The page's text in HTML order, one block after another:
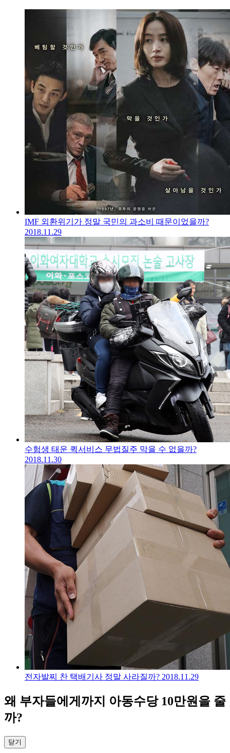
IMF 외환위기가 정말 국민의 과소비 때문이었을까?
2018.11.29
수험생 태운 퀵서비스 무법질주 막을 수 없을까?
2018.11.30
전자발찌 찬 택배기사 정말 사라질까? 2018.11.29
왜 부자들에게까지 아동수당 10만원을 줄
까?
닫기